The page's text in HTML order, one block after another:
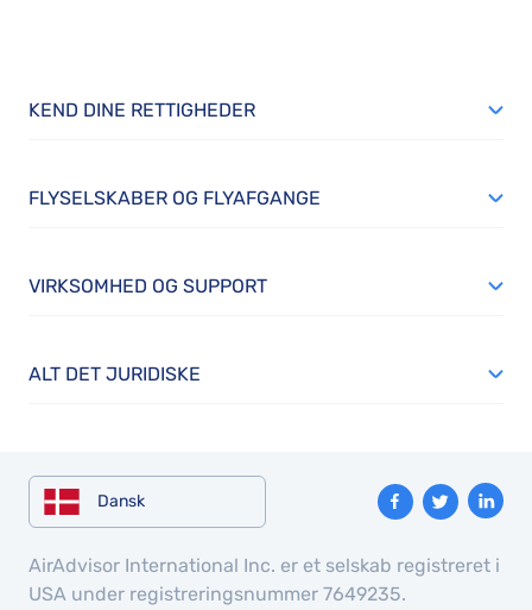
KEND DINE RETTIGHEDER
FLYSELSKABER OG FLYAFGANGE
VIRKSOMHED OG SUPPORT
ALT DET JURIDISKE
Dansk
AirAdvisor International Inc. er et selskab registreret i
USA under registreringsnummer 7649235.